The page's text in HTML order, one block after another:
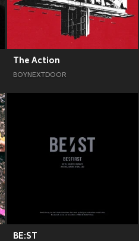
The Action
BOYNEXTDOOR
BE:ST